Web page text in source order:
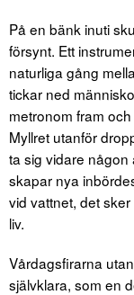
På en bänk inuti
försynt. Ett
naturliga gång
tickar ned
metronom fram
Myllret utanför
ta sig vidare
skapar nya
vid vattnet, det
liv.
Vårdagsfirarna
självklara, som en